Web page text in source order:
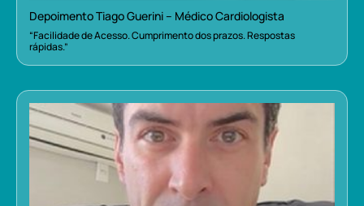
Depoimento Tiago Guerini – Médico Cardiologista
“Facilidade de Acesso. Cumprimento dos prazos. Respostas
rápidas.”